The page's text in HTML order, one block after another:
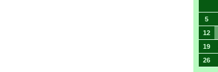
5
12
19
26